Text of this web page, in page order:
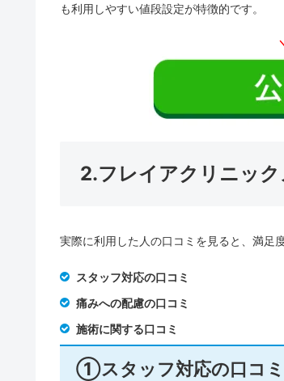
も利用しやすい値段設定が特徴的です。
2.フレイアクリニッ
実際に利用した人の口コミを見ると、満足
スタッフ対応の口コミ
痛みへの配慮の口コミ
施術に関する口コミ
①スタッフ対応の口コミ